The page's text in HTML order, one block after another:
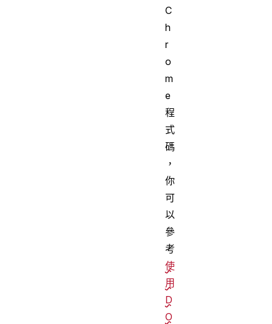
C
h
r
o
m
e
程
式
碼
，
你
可
以
參
考
使
用
D
O